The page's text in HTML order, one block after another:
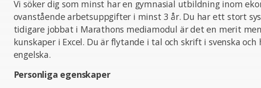
Vi söker dig som minst har en gymnasial utbildning inom
ovanstående arbetsuppgifter i minst 3 år. Du har ett stort
tidigare jobbat i Marathons mediamodul är det en merit
kunskaper i Excel. Du är flytande i tal och skrift i svenska och
engelska.
Personliga egenskaper